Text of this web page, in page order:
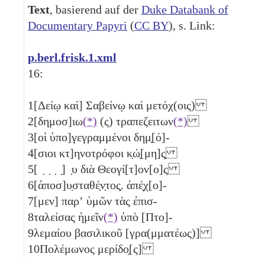
Text, basierend auf der Duke Databank of
Documentary Papyri (CC BY), s. Link:
p.berl.frisk.1.xml
16:
1[Δείῳ καὶ] Σαβείνῳ καὶ μετόχ(οις)
2[δημοσ]ιω(*) (ς) τραπεζειτων(*)
3[οἱ ὑπο]γεγραμμένοι δημ̣[ό]-
4[σιοι κτ]ηνοτρόφοι κ̣ώ̣[μη]ς̣
5[ ̣ ̣ ̣ ̣] ̣υ διὰ Θεογί[τ]ον[ο]ς
6[ἀποσ]υ̣σταθέ̣ν̣τος̣. ἀπέ̣χ[ο]-
7[μεν] παρʼ ὑμῶν τὰς ἐπισ-
8ταλείσας ἡμεῖν(*) ὑπὸ [Πτο]-
9λεμαίου βασιλικοῦ [γρα(μματέως)]
10Πολέμωνος μερίδο̣[ς]